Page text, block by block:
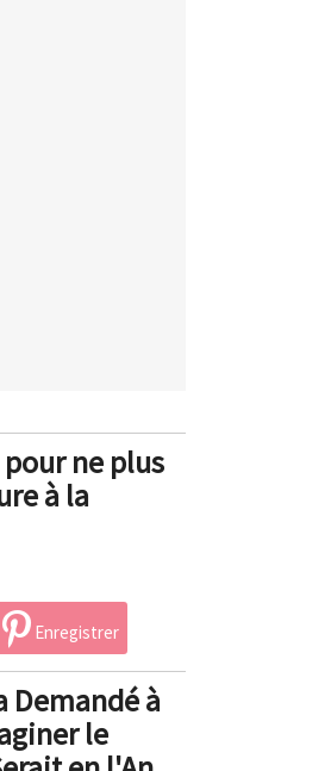
ne plus
à la
Enregistrer
Demandé à
le